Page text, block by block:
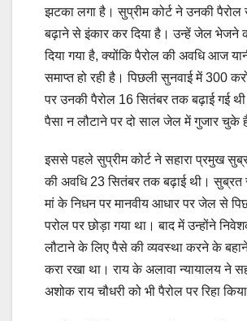
झटका लगा है। सुप्रीम कोर्ट ने उनकी पैरोल
बढ़ाने से इंकार कर दिया है। उन्हें जेल भेजने
दिया गया है, क्‍योंकि पैरोल की अवधि आज
समाप्‍त हो रही है। पिछली सुनवाई में 300
पर उनकी पैरोल 16 सितंबर तक बढ़ाई गई
पैसा न लौटाने पर दो साल जेल में गुजार चुके
इससे पहले सुप्रीम कोर्ट ने सहारा प्रमुख
की अवधि 23 सितंबर तक बढ़ाई थी। सुब्रत
मां के निधन पर मानवीय आधार पर जेल से
परोल पर छोड़ा गया था। बाद में उन्होंने
लौटाने के लिए पैसे की व्यवस्था करने के
करा रखा था। राय के अलावा न्यायालय ने
अशोक राय चौधरी को भी पैरोल पर रिहा